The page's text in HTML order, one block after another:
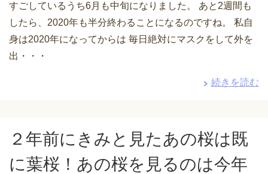
すごしているうち6月も中旬になりました。 あと2週間も
したら、2020年も半分終わることになるのですね。 私自
身は2020年になってからは 毎日絶対にマスクをして外を
出・・・
続きを読む
２年前にきみと見たあの桜は既
に葉桜！あの桜を見るのは今年